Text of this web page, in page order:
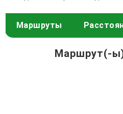
Маршруты
Маршрут(-